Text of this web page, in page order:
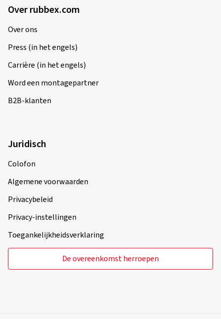
Over rubbex.com
Over ons
Press (in het engels)
Carrière (in het engels)
Word een montagepartner
B2B-klanten
Juridisch
Colofon
Algemene voorwaarden
Privacybeleid
Privacy-instellingen
Toegankelijkheidsverklaring
De overeenkomst herroepen